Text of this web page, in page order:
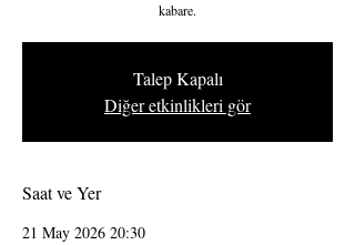
kabare.
Talep Kapalı
Diğer etkinlikleri gör
Saat ve Yer
21 May 2026 20:30